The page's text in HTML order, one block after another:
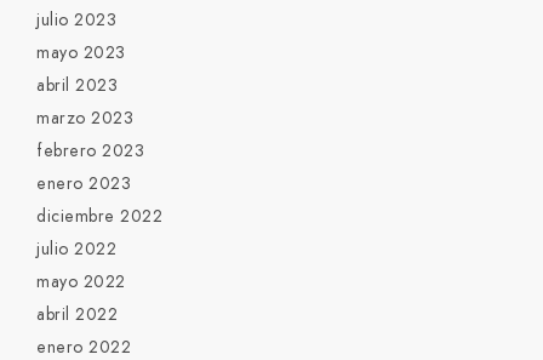
julio 2023
mayo 2023
abril 2023
marzo 2023
febrero 2023
enero 2023
diciembre 2022
julio 2022
mayo 2022
abril 2022
enero 2022